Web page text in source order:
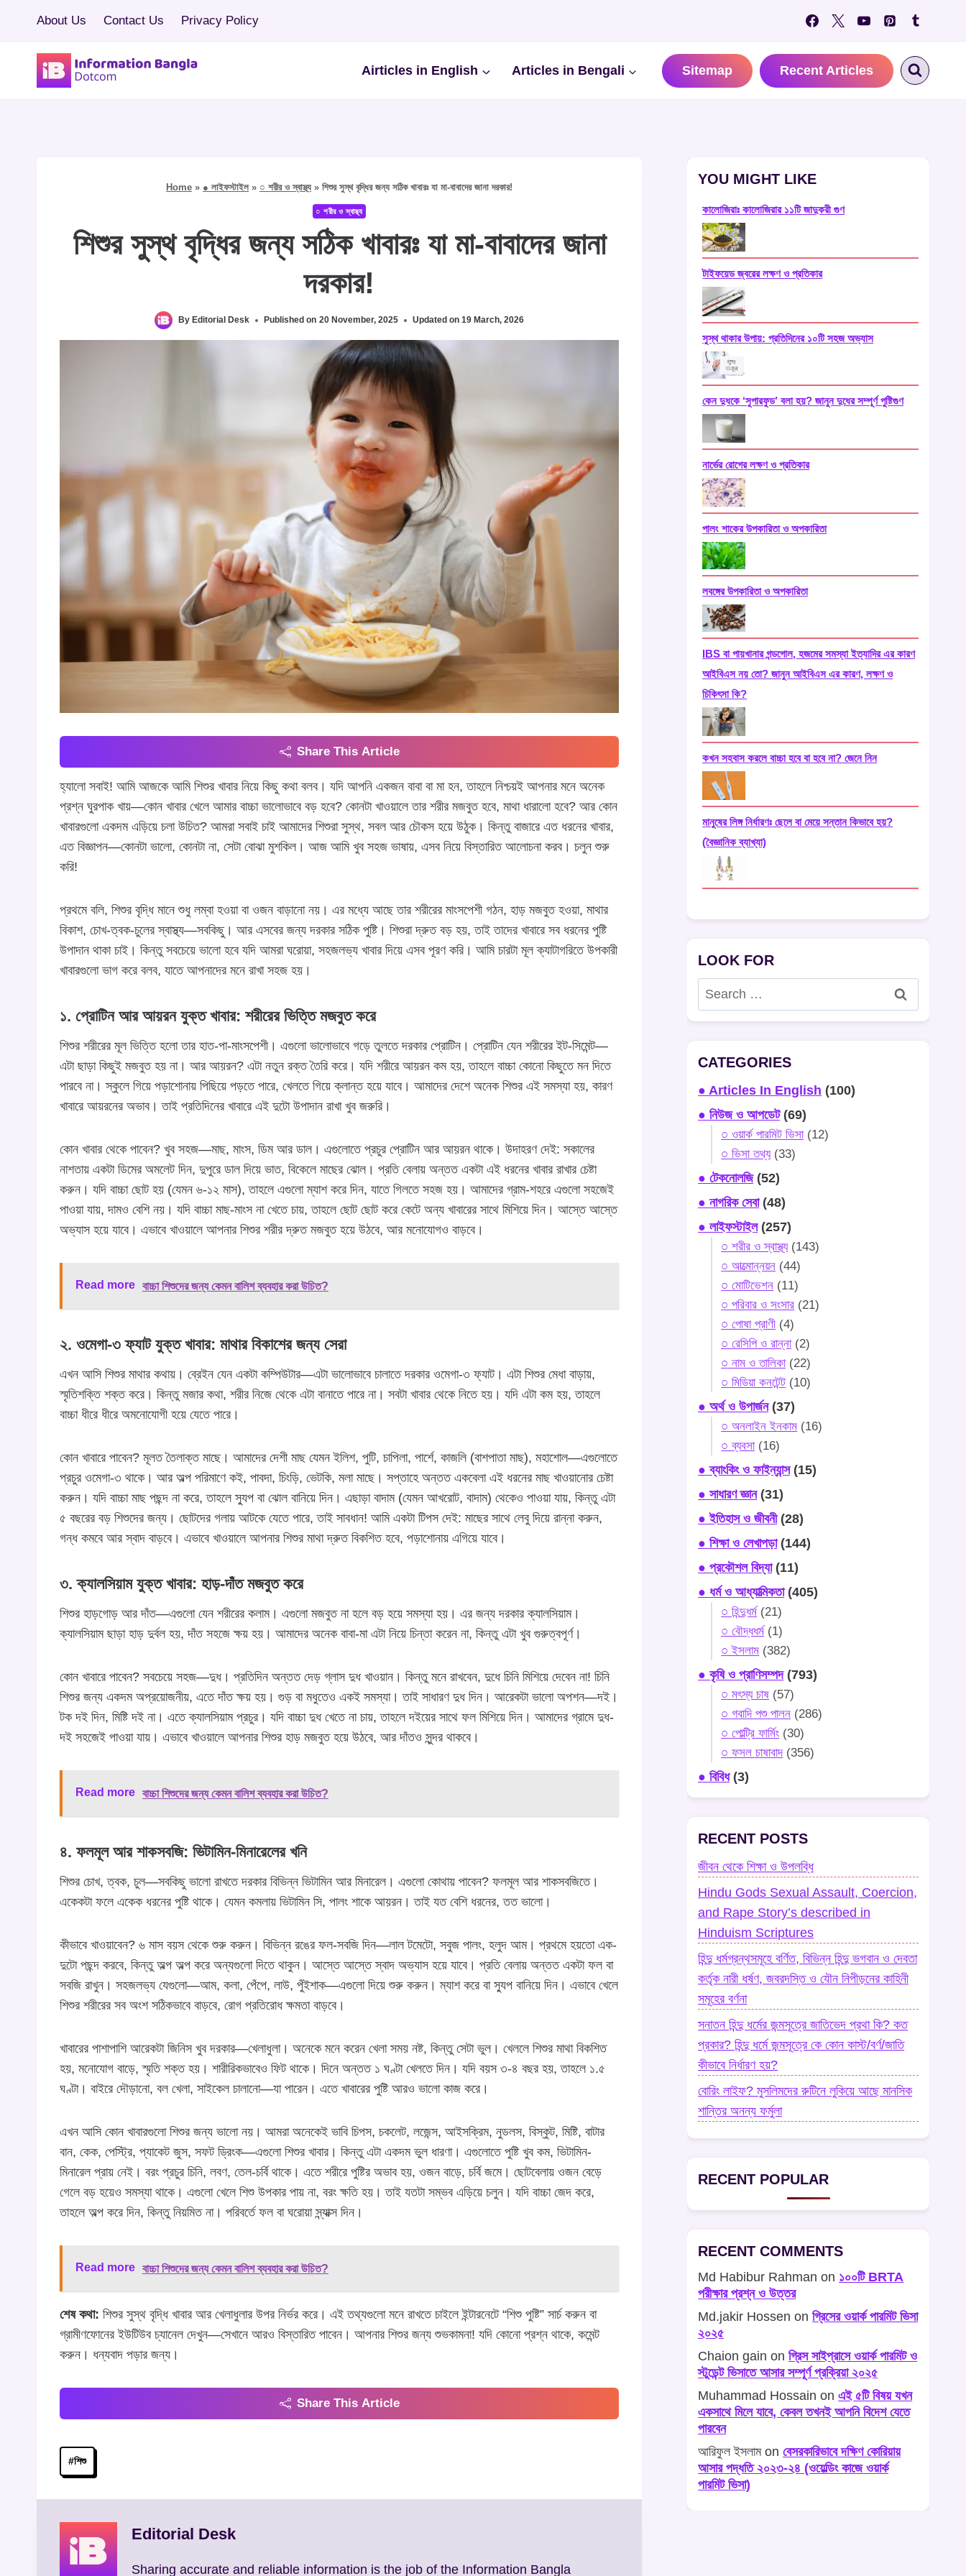
content
About Us Contact Us Privacy Policy
Airticles in English Articles in Bengali Sitemap Recent Articles
Home » ● লাইফস্টাইল » ○ শরীর ও স্বাস্থ্য »শিশুর সুস্থ বৃদ্ধির জন্য সঠিক খাবারঃ যা মা-বাবাদের জানা দরকার!
○ শরীর ও স্বাস্থ্য
শিশুর সুস্থ বৃদ্ধির জন্য সঠিক খাবারঃ যা মা-বাবাদের জানা
দরকার!
By Editorial Desk Published on 20 November, 2025 Updated on 19 March, 2026
Share This Article
হ্যালো সবাই! আমি আজকে আমি শিশুর খাবার নিয়ে কিছু কথা বলব। যদি আপনি একজন বাবা বা মা হন, তাহলে নিশ্চয়ই আপনার মনে অনেক
প্রশ্ন ঘুরপাক খায়—কোন খাবার খেলে আমার বাচ্চা ভালোভাবে বড় হবে? কোনটা খাওয়ালে তার শরীর মজবুত হবে, মাথা ধারালো হবে? আর কোন
খাবারগুলো একদম এড়িয়ে চলা উচিত? আমরা সবাই চাই আমাদের শিশুরা সুস্থ, সবল আর চৌকস হয়ে উঠুক। কিন্তু বাজারে এত ধরনের খাবার,
এত বিজ্ঞাপন—কোনটা ভালো, কোনটা না, সেটা বোঝা মুশকিল। আজ আমি খুব সহজ ভাষায়, এসব নিয়ে বিস্তারিত আলোচনা করব। চলুন শুরু
করি!
প্রথমে বলি, শিশুর বৃদ্ধি মানে শুধু লম্বা হওয়া বা ওজন বাড়ানো নয়। এর মধ্যে আছে তার শরীরের মাংসপেশী গঠন, হাড় মজবুত হওয়া, মাথার
বিকাশ, চোখ-ত্বক-চুলের স্বাস্থ্য—সবকিছু। আর এসবের জন্য দরকার সঠিক পুষ্টি। শিশুরা দ্রুত বড় হয়, তাই তাদের খাবারে সব ধরনের পুষ্টি
উপাদান থাকা চাই। কিন্তু সবচেয়ে ভালো হবে যদি আমরা ঘরোয়া, সহজলভ্য খাবার দিয়ে এসব পূরণ করি। আমি চারটা মূল ক্যাটাগরিতে উপকারী
খাবারগুলো ভাগ করে বলব, যাতে আপনাদের মনে রাখা সহজ হয়।
১. প্রোটিন আর আয়রন যুক্ত খাবার: শরীরের ভিত্তি মজবুত করে
শিশুর শরীরের মূল ভিত্তি হলো তার হাত-পা-মাংসপেশী। এগুলো ভালোভাবে গড়ে তুলতে দরকার প্রোটিন। প্রোটিন যেন শরীরের ইট-সিমেন্ট—
এটা ছাড়া কিছুই মজবুত হয় না। আর আয়রন? এটা নতুন রক্ত তৈরি করে। যদি শরীরে আয়রন কম হয়, তাহলে বাচ্চা কোনো কিছুতে মন দিতে
পারবে না। স্কুলে গিয়ে পড়াশোনায় পিছিয়ে পড়তে পারে, খেলতে গিয়ে ক্লান্ত হয়ে যাবে। আমাদের দেশে অনেক শিশুর এই সমস্যা হয়, কারণ
খাবারে আয়রনের অভাব। তাই প্রতিদিনের খাবারে এই দুটো উপাদান রাখা খুব জরুরি।
কোন খাবার থেকে পাবেন? খুব সহজ—মাছ, মাংস, ডিম আর ডাল। এগুলোতে প্রচুর প্রোটিন আর আয়রন থাকে। উদাহরণ দেই: সকালের
নাশতায় একটা ডিমের অমলেট দিন, দুপুরে ডাল দিয়ে ভাত, বিকেলে মাছের ঝোল। প্রতি বেলায় অন্তত একটা এই ধরনের খাবার রাখার চেষ্টা
করুন। যদি বাচ্চা ছোট হয় (যেমন ৬-১২ মাস), তাহলে এগুলো ম্যাশ করে দিন, যাতে গিলতে সহজ হয়। আমাদের গ্রাম-শহরে এগুলো সহজেই
পাওয়া যায়, দামও বেশি নয়। যদি বাচ্চা মাছ-মাংস না খেতে চায়, তাহলে ছোট ছোট করে কেটে অন্য খাবারের সাথে মিশিয়ে দিন। আস্তে আস্তে
অভ্যাস হয়ে যাবে। এভাবে খাওয়ালে আপনার শিশুর শরীর দ্রুত মজবুত হয়ে উঠবে, আর মনোযোগও বাড়বে।
Read more বাচ্চা শিশুদের জন্য কেমন বালিশ ব্যবহার করা উচিত?
২. ওমেগা-৩ ফ্যাট যুক্ত খাবার: মাথার বিকাশের জন্য সেরা
এখন আসি শিশুর মাথার কথায়। ব্রেইন যেন একটা কম্পিউটার—এটা ভালোভাবে চালাতে দরকার ওমেগা-৩ ফ্যাট। এটা শিশুর মেধা বাড়ায়,
স্মৃতিশক্তি শক্ত করে। কিন্তু মজার কথা, শরীর নিজে থেকে এটা বানাতে পারে না। সবটা খাবার থেকে নিতে হয়। যদি এটা কম হয়, তাহলে
বাচ্চা ধীরে ধীরে অমনোযোগী হয়ে যেতে পারে।
কোন খাবারে পাবেন? মূলত তৈলাক্ত মাছে। আমাদের দেশী মাছ যেমন ইলিশ, পুটি, চাপিলা, পার্শে, কাজলি (বাশপাতা মাছ), মহাশোল—এগুলোতে
প্রচুর ওমেগা-৩ থাকে। আর অল্প পরিমাণে কই, পাবদা, চিংড়ি, ভেটকি, মলা মাছে। সপ্তাহে অন্তত একবেলা এই ধরনের মাছ খাওয়ানোর চেষ্টা
করুন। যদি বাচ্চা মাছ পছন্দ না করে, তাহলে স্যুপ বা ঝোল বানিয়ে দিন। এছাড়া বাদাম (যেমন আখরোট, বাদাম) থেকেও পাওয়া যায়, কিন্তু এটা
৫ বছরের বড় শিশুদের জন্য। ছোটদের গলায় আটকে যেতে পারে, তাই সাবধান! আমি একটা টিপস দেই: মাছের সাথে লেবু দিয়ে রান্না করুন,
গন্ধ কমবে আর স্বাদ বাড়বে। এভাবে খাওয়ালে আপনার শিশুর মাথা দ্রুত বিকশিত হবে, পড়াশোনায় এগিয়ে যাবে।
৩. ক্যালসিয়াম যুক্ত খাবার: হাড়-দাঁত মজবুত করে
শিশুর হাড়গোড় আর দাঁত—এগুলো যেন শরীরের কলাম। এগুলো মজবুত না হলে বড় হয়ে সমস্যা হয়। এর জন্য দরকার ক্যালসিয়াম।
ক্যালসিয়াম ছাড়া হাড় দুর্বল হয়, দাঁত সহজে ক্ষয় হয়। আমাদের অনেক বাবা-মা এটা নিয়ে চিন্তা করেন না, কিন্তু এটা খুব গুরুত্বপূর্ণ।
কোন খাবারে পাবেন? সবচেয়ে সহজ—দুধ। প্রতিদিন অন্তত দেড় গ্লাস দুধ খাওয়ান। কিন্তু মনে রাখবেন, দুধে চিনি মিশিয়ে দেবেন না! চিনি
শিশুর জন্য একদম অপ্রয়োজনীয়, এতে দাঁত ক্ষয় হয়। গুড় বা মধুতেও একই সমস্যা। তাই সাধারণ দুধ দিন। আরেকটা ভালো অপশন—দই।
টক দই দিন, মিষ্টি দই না। এতে ক্যালসিয়াম প্রচুর। যদি বাচ্চা দুধ খেতে না চায়, তাহলে দইয়ের সাথে ফল মিশিয়ে দিন। আমাদের গ্রামে দুধ-
দই সহজেই পাওয়া যায়। এভাবে খাওয়ালে আপনার শিশুর হাড় মজবুত হয়ে উঠবে, আর দাঁতও সুন্দর থাকবে।
Read more বাচ্চা শিশুদের জন্য কেমন বালিশ ব্যবহার করা উচিত?
৪. ফলমূল আর শাকসবজি: ভিটামিন-মিনারেলের খনি
শিশুর চোখ, ত্বক, চুল—সবকিছু ভালো রাখতে দরকার বিভিন্ন ভিটামিন আর মিনারেল। এগুলো কোথায় পাবেন? ফলমূল আর শাকসবজিতে।
একেকটা ফলে একেক ধরনের পুষ্টি থাকে। যেমন কমলায় ভিটামিন সি, পালং শাকে আয়রন। তাই যত বেশি ধরনের, তত ভালো।
কীভাবে খাওয়াবেন? ৬ মাস বয়স থেকে শুরু করুন। বিভিন্ন রঙের ফল-সবজি দিন—লাল টমেটো, সবুজ পালং, হলুদ আম। প্রথমে হয়তো এক-
দুটো পছন্দ করবে, কিন্তু অল্প অল্প করে অন্যগুলো দিতে থাকুন। আস্তে আস্তে স্বাদ অভ্যাস হয়ে যাবে। প্রতি বেলায় অন্তত একটা ফল বা
সবজি রাখুন। সহজলভ্য যেগুলো—আম, কলা, পেঁপে, লাউ, পুঁইশাক—এগুলো দিয়ে শুরু করুন। ম্যাশ করে বা স্যুপ বানিয়ে দিন। এভাবে খেলে
শিশুর শরীরের সব অংশ সঠিকভাবে বাড়বে, রোগ প্রতিরোধ ক্ষমতা বাড়বে।
খাবারের পাশাপাশি আরেকটা জিনিস খুব দরকার—খেলাধুলা। অনেকে মনে করেন খেলা সময় নষ্ট, কিন্তু সেটা ভুল। খেললে শিশুর মাথা বিকশিত
হয়, মনোযোগ বাড়ে, স্মৃতি শক্ত হয়। শারীরিকভাবেও ফিট থাকে। দিনে অন্তত ১ ঘণ্টা খেলতে দিন। যদি বয়স ৩-৪ বছর হয়, তাহলে ১.৫
ঘণ্টা। বাইরে দৌড়ানো, বল খেলা, সাইকেল চালানো—যা পারেন। এতে খাবারের পুষ্টি আরও ভালো কাজ করে।
এখন আসি কোন খাবারগুলো শিশুর জন্য ভালো নয়। আমরা অনেকেই ভাবি চিপস, চকলেট, লজেন্স, আইসক্রিম, নুডলস, বিস্কুট, মিষ্টি, বাটার
বান, কেক, পেস্ট্রি, প্যাকেট জুস, সফট ড্রিংক—এগুলো শিশুর খাবার। কিন্তু এটা একদম ভুল ধারণা। এগুলোতে পুষ্টি খুব কম, ভিটামিন-
মিনারেল প্রায় নেই। বরং প্রচুর চিনি, লবণ, তেল-চর্বি থাকে। এতে শরীরে পুষ্টির অভাব হয়, ওজন বাড়ে, চর্বি জমে। ছোটবেলায় ওজন বেড়ে
গেলে বড় হয়েও সমস্যা থাকে। এগুলো খেলে শিশু উপকার পায় না, বরং ক্ষতি হয়। তাই যতটা সম্ভব এড়িয়ে চলুন। যদি বাচ্চা জেদ করে,
তাহলে অল্প করে দিন, কিন্তু নিয়মিত না। পরিবর্তে ফল বা ঘরোয়া স্ন্যাক্স দিন।
Read more বাচ্চা শিশুদের জন্য কেমন বালিশ ব্যবহার করা উচিত?
শেষ কথা: শিশুর সুস্থ বৃদ্ধি খাবার আর খেলাধুলার উপর নির্ভর করে। এই তথ্যগুলো মনে রাখতে চাইলে ইন্টারনেটে “শিশু পুষ্টি” সার্চ করুন বা
গ্রামীণফোনের ইউটিউব চ্যানেল দেখুন—সেখানে আরও বিস্তারিত পাবেন। আপনার শিশুর জন্য শুভকামনা! যদি কোনো প্রশ্ন থাকে, কমেন্ট
করুন। ধন্যবাদ পড়ার জন্য।
Share This Article
Post
Tags:
#শিশু
Editorial Desk
Sharing accurate and reliable information is the job of the Information Bangla
YOU MIGHT LIKE
কালোজিরাঃ কালোজিরার ১১টি জাদুকরী গুণ
টাইফয়েড জ্বরের লক্ষণ ও প্রতিকার
সুস্থ থাকার উপায়: প্রতিদিনের ১০টি সহজ অভ্যাস
কেন দুধকে ‘সুপারফুড’ বলা হয়? জানুন দুধের সম্পূর্ণ পুষ্টিগুণ
নার্ভের রোগের লক্ষণ ও প্রতিকার
পালং শাকের উপকারিতা ও অপকারিতা
লবঙ্গের উপকারিতা ও অপকারিতা
IBS বা পায়খানার গন্ডগোল, হজমের সমস্যা ইত্যাদির এর কারণ
আইবিএস নয় তো? জানুন আইবিএস এর কারণ, লক্ষণ ও
চিকিৎসা কি?
কখন সহবাস করলে বাচ্চা হবে বা হবে না? জেনে নিন
মানুষের লিঙ্গ নির্ধারণঃ ছেলে বা মেয়ে সন্তান কিভাবে হয়?
(বৈজ্ঞানিক ব্যাখ্যা)
LOOK FOR
Search
for:
CATEGORIES
● Articles In English (100)
● নিউজ ও আপডেট(69)
○ ওয়ার্ক পারমিট ভিসা(12)
○ ভিসা তথ্য(33)
● টেকনোলজি(52)
● নাগরিক সেবা(48)
● লাইফস্টাইল(257)
○ শরীর ও স্বাস্থ্য(143)
○ আত্মোন্নয়ন (44)
○ মোটিভেশন (11)
○ পরিবার ও সংসার (21)
○ পোষা প্রাণী (4)
○ রেসিপি ও রান্না(2)
○ নাম ও তালিকা(22)
○ মিডিয়া কনটেন্ট (10)
● অর্থ ও উপার্জন(37)
○ অনলাইন ইনকাম (16)
○ ব্যবসা(16)
● ব্যাংকিং ও ফাইন্যান্স(15)
● সাধারণ জ্ঞান(31)
● ইতিহাস ও জীবনী(28)
● শিক্ষা ও লেখাপড়া(144)
● প্রকৌশল বিদ্যা(11)
● ধর্ম ও আধ্যাত্মিকতা(405)
○ হিন্দুধর্ম(21)
○ বৌদ্ধধর্ম(1)
○ ইসলাম (382)
● কৃষি ও প্রাণিসম্পদ(793)
○ মৎস্য চাষ (57)
○ গবাদি পশু পালন (286)
○ পোল্ট্রি ফার্মিং (30)
○ ফসল চাষাবাদ(356)
● বিবিধ(3)
RECENT POSTS
জীবন থেকে শিক্ষা ও উপলব্ধি
Hindu Gods Sexual Assault, Coercion,
and Rape Story’s described in
Hinduism Scriptures
হিন্দু ধর্মগ্রন্থসমূহে বর্ণিত, বিভিন্ন হিন্দু ভগবান ও দেবতা
কর্তৃক নারী ধর্ষণ, জবরদস্তি ও যৌন নিপীড়নের কাহিনী
সমূহের বর্ণনা
সনাতন হিন্দু ধর্মের জন্মসূত্রে জাতিভেদ প্রথা কি? কত
প্রকার? হিন্দু ধর্মে জন্মসূত্রে কে কোন কাস্ট/বর্ণ/জাতি
কীভাবে নির্ধারণ হয়?
বোরিং লাইফ? মুসলিমদের রুটিনে লুকিয়ে আছে মানসিক
শান্তির অনন্য ফর্মুলা
RECENT POPULAR
RECENT COMMENTS
Md Habibur Rahman on ১০০টি BRTA
পরীক্ষার প্রশ্ন ও উত্তর
Md.jakir Hossen onগ্রিসের ওয়ার্ক পারমিট ভিসা
২০২৫
Chaion gain onগ্রিস সাইপ্রাসে ওয়ার্ক পারমিট ও
স্টুডেন্ট ভিসাতে আসার সম্পূর্ণ প্রক্রিয়া ২০২৫
Muhammad Hossain onএই ৫টি বিষয় যখন
একসাথে মিলে যাবে, কেবল তখনই আপনি বিদেশ যেতে
পারবেন
আরিফুল ইসলামonবেসরকারিভাবে দক্ষিণ কোরিয়ায়
আসার পদ্ধতি ২০২৩-২৪ (ওয়েল্ডিং কাজে ওয়ার্ক
পারমিট ভিসা)